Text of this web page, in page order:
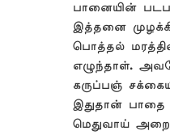
பானையின்
இத்தனை
பொத்தல்
எழுந்தாள்.
கருப்பஞ்
இதுதான் பாதை
மெதுவாய்